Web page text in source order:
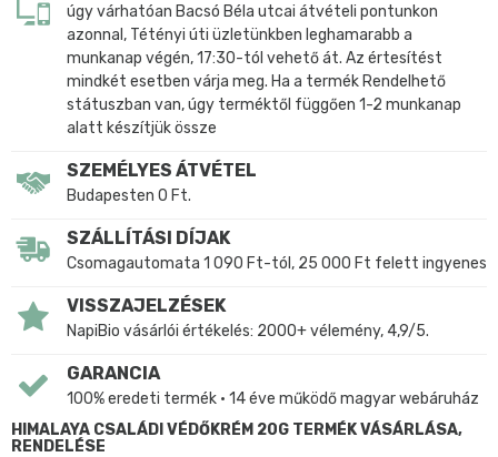
úgy várhatóan Bacsó Béla utcai átvételi pontunkon
azonnal, Tétényi úti üzletünkben leghamarabb a
munkanap végén, 17:30-tól vehető át. Az értesítést
mindkét esetben várja meg. Ha a termék Rendelhető
státuszban van, úgy terméktől függően 1-2 munkanap
alatt készítjük össze
SZEMÉLYES ÁTVÉTEL
Budapesten 0 Ft.
SZÁLLÍTÁSI DÍJAK
Csomagautomata 1 090 Ft-tól, 25 000 Ft felett ingyenes
VISSZAJELZÉSEK
NapiBio vásárlói értékelés: 2000+ vélemény, 4,9/5.
GARANCIA
100% eredeti termék • 14 éve működő magyar webáruház
HIMALAYA CSALÁDI VÉDŐKRÉM 20G TERMÉK VÁSÁRLÁSA,
RENDELÉSE